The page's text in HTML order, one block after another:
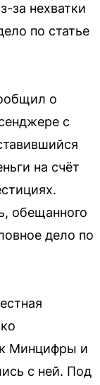
за нехватки
по статье
о
с
на счёт
обещанного
дело по
Минцифры и
с ней. Под